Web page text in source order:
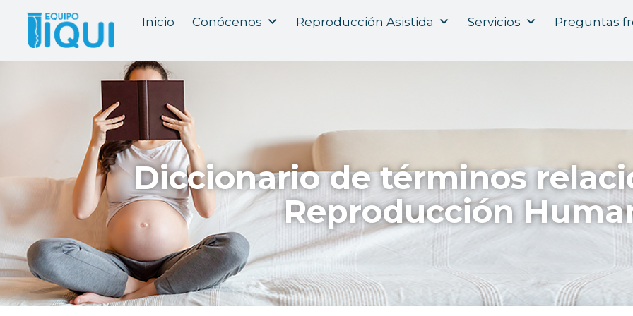
Inicio Conócenos Reproducción Asistida Servicios Preguntas
Diccionario de términos
Reproducción